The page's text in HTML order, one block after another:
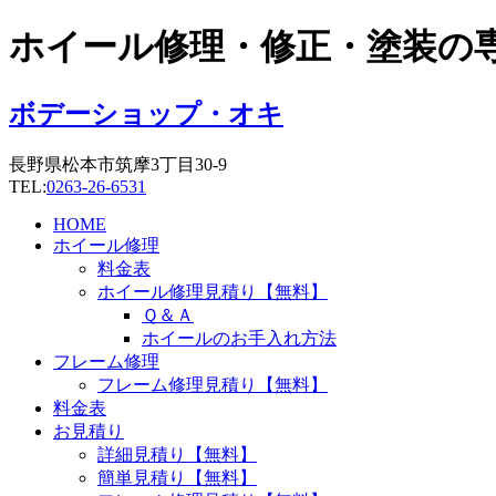
コ
ン
ン
ツ
ス
キ
ホイール修理・修正・塗装の
ボデーショップ・オキ
長野県松本市筑摩3丁目30-9
TEL:0263-26-6531
HOME
ホイール修理
料金表
ホイール修理見積り【無料】
Ｑ＆Ａ
ホイールのお手入れ方法
フレーム修理
フレーム修理見積り【無料】
料金表
お見積り
詳細見積り【無料】
簡単見積り【無料】